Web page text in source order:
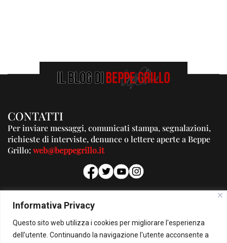
Informativa Privacy
Questo sito web utilizza i cookies per migliorare l'esperienza
dell'utente. Continuando la navigazione l'utente acconsente a
CONTATTI
Per inviare messaggi, comunicati stampa, segnalazioni,
richieste di interviste, denunce o lettere aperte a Beppe
Grillo:web@beppegrillo.it
PUBBLICITA'
Per la tua pubblicità su questo Blog:
pubblicita@beppegrillo.it